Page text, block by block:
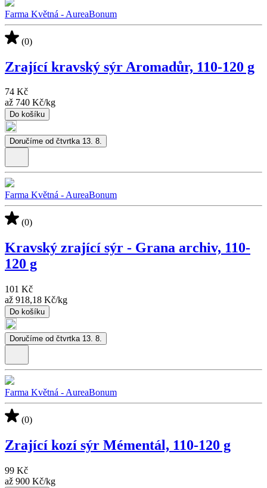
Farma Květná - AureaBonum
(0)
Zrající kravský sýr Aromadůr, 110-120 g
74 Kč
až 740 Kč/kg
Do košíku
Doručíme od čtvrtka 13. 8.
Farma Květná - AureaBonum
(0)
Kravský zrající sýr - Grana archiv, 110-
120 g
101 Kč
až 918,18 Kč/kg
Do košíku
Doručíme od čtvrtka 13. 8.
Farma Květná - AureaBonum
(0)
Zrající kozí sýr Mémentál, 110-120 g
99 Kč
až 900 Kč/kg